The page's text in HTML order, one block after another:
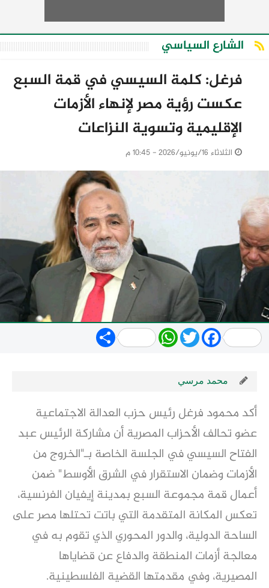
الشارع السياسي
فرغل: كلمة السيسي في قمة السبع
عكست رؤية مصر لإنهاء الأزمات
الإقليمية وتسوية النزاعات
الثلاثاء 16/يونيو/2026 - 10:45 م
Share WhatsApp
TwitterFacebook
محمد مرسي
أكد محمود فرغل رئيس حزب العدالة الاجتماعية
عضو تحالف الأحزاب المصرية أن مشاركة الرئيس عبد
الفتاح السيسي في الجلسة الخاصة بـ"الخروج من
الأزمات وضمان الاستقرار في الشرق الأوسط" ضمن
أعمال قمة مجموعة السبع بمدينة إيفيان الفرنسية،
تعكس المكانة المتقدمة التي باتت تحتلها مصر على
الساحة الدولية، والدور المحوري الذي تقوم به في
معالجة أزمات المنطقة والدفاع عن قضاياها
المصيرية، وفي مقدمتها القضية الفلسطينية.